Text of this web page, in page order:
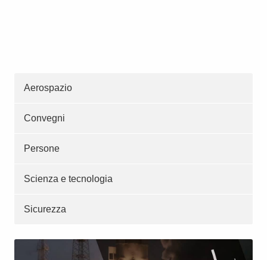
Aerospazio
Convegni
Persone
Scienza e tecnologia
Sicurezza